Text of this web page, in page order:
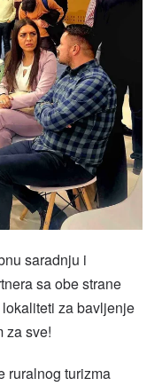
saradnju i
sa obe strane
za bavljenje
za sve!
ruralnog turizma